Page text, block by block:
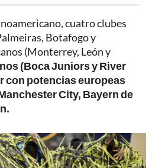
cuatro clubes
Botafogo y
(Monterrey, León y
(Boca Juniors y River
con potencias europeas
City, Bayern de